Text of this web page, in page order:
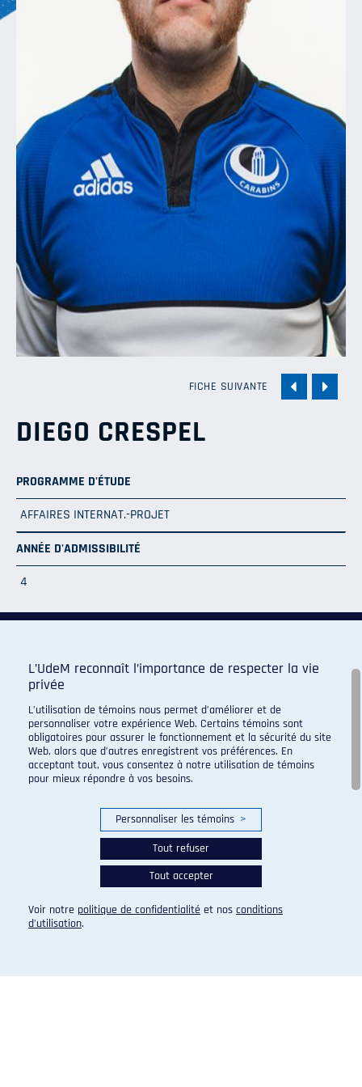
FICHE SUIVANTE
DIEGO CRESPEL
PROGRAMME D'ÉTUDE
AFFAIRES INTERNAT.-PROJET
ANNÉE D'ADMISSIBILITÉ
4
Programme de sport d'excellence du campus regroupant :
L’UdeM reconnaît l’importance de respecter la vie
privée
L’utilisation de témoins nous permet d’améliorer et de
personnaliser votre expérience Web. Certains témoins sont
obligatoires pour assurer le fonctionnement et la sécurité du site
Web, alors que d’autres enregistrent vos préférences. En
acceptant tout, vous consentez à notre utilisation de témoins
pour mieux répondre à vos besoins.
Personnaliser les témoins >
Tout refuser
Tout accepter
Voir notre politique de confidentialité et nos conditions
d’utilisation.